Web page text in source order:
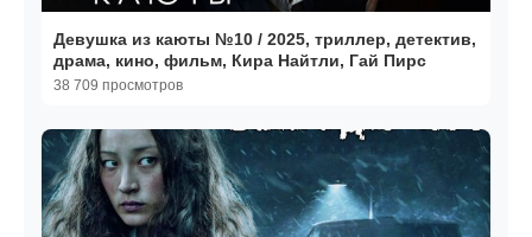
Девушка из каюты №10 / 2025, триллер, детектив,
драма, кино, фильм, Кира Найтли, Гай Пирс
38 709 просмотров